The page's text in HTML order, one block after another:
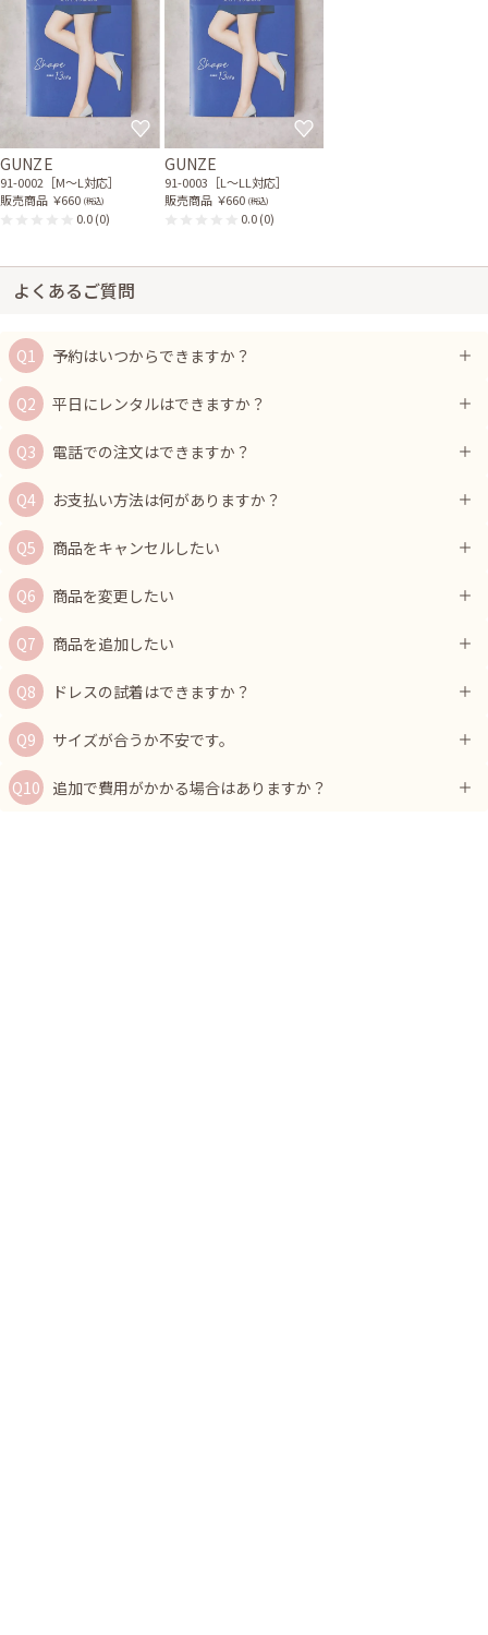
GUNZE
91-0002［M〜L対応］
販売商品 ￥660 (税込)
0.0(0)
GUNZE
91-0003［L〜LL対応］
販売商品 ￥660 (税込)
0.0(0)
よくあるご質問
予約はいつからできますか？
平日にレンタルはできますか？
電話での注文はできますか？
お支払い方法は何がありますか？
商品をキャンセルしたい
商品を変更したい
商品を追加したい
ドレスの試着はできますか？
サイズが合うか不安です。
追加で費用がかかる場合はありますか？